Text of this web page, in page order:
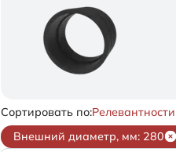
Сортировать по:Релевантности
Внешний диаметр, мм: 280